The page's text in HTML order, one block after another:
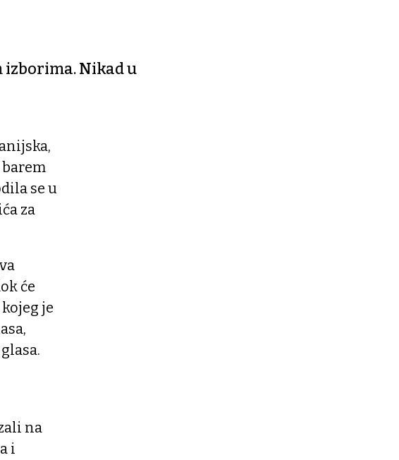
izborima. Nikad u
se u
za
će
je
na
i